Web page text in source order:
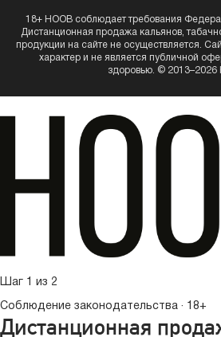
18+ HOOB соблюдает требования
Дистанционная продажа кальянов,
продукции на сайте не осуществляется.
характер и не является публичной
здоровью. © 2013–2026
Шаг 1 из 2
Соблюдение законодательства · 18+
Дистанционная